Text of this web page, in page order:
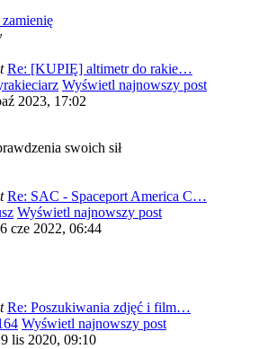
Re: [KUPIĘ] altimetr do rakie…
Wyświetl najnowszy post
2023, 17:02
swoich sił
Re: SAC - Spaceport America C…
Wyświetl najnowszy post
cze 2022, 06:44
Re: Poszukiwania zdjęć i film…
Wyświetl najnowszy post
lis 2020, 09:10